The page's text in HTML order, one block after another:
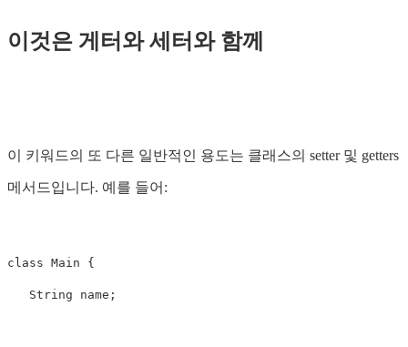
이것은 게터와 세터와 함께
이 키워드의 또 다른 일반적인 용도는 클래스의 setter 및 getters
메서드입니다. 예를 들어:
class Main {
   String name;